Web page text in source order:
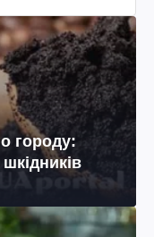
городу: